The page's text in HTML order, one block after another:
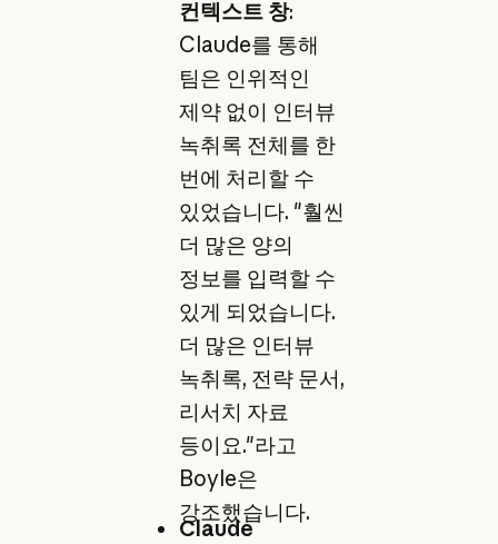
컨텍스트 창:
Claude를 통해
팀은 인위적인
제약 없이 인터뷰
녹취록 전체를 한
번에 처리할 수
있었습니다. "훨씬
더 많은 양의
정보를 입력할 수
있게 되었습니다.
더 많은 인터뷰
녹취록, 전략 문서,
리서치 자료
등이요."라고
Boyle은
강조했습니다.
Claude